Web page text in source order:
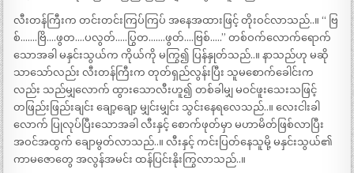
လီးတန်ကြီးက တင်းတင်းကြပ်ကြပ် အနေအထားဖြင့် တိုးဝင်လာသည်..။ “ ဗြ
စ်…….ဗြိ….ဖွတ….ပလွတ်…..ပြွတ…….ဖွတ်….ဗြစ်…..” တစ်ဝက်လောက်ရောက်
သောအခါ မနှင်းသွယ်က ကိုယ်ကို မကြွ၍ ပြန်နှုတ်သည်..။ နာသည်ဟု မဆို
သာသော်လည်း လီးတန်ကြီးက တုတ်ရှည်လွန်းပြီး သူမစောက်ခေါင်းက
လည်း သည်မျှလောက် ထွားသောလီးဟူ၍ တစ်ခါမျှ မဝင်ဖူးသေးသဖြင့်
တဖြည်းဖြည်းချင်း ချော့ချော့ မျှင်းမျှင်း သွင်းနေရလေသည်..။ လေးငါးခါ
လောက် ပြုလုပ်ပြီးသောအခါ လီးနှင့် စောက်ဖုတ်မှာ မဟာမိတ်ဖြစ်လာပြီး
အဝင်အထွက် ချောမွတ်လာသည်..။ လီးနှင့် ကင်းပြတ်နေသူမို့ မနှင်းသွယ်၏
ကာမဇောတွေ အလွန်အမင်း ထန်ပြင်းနိုးကြွလာသည်..။